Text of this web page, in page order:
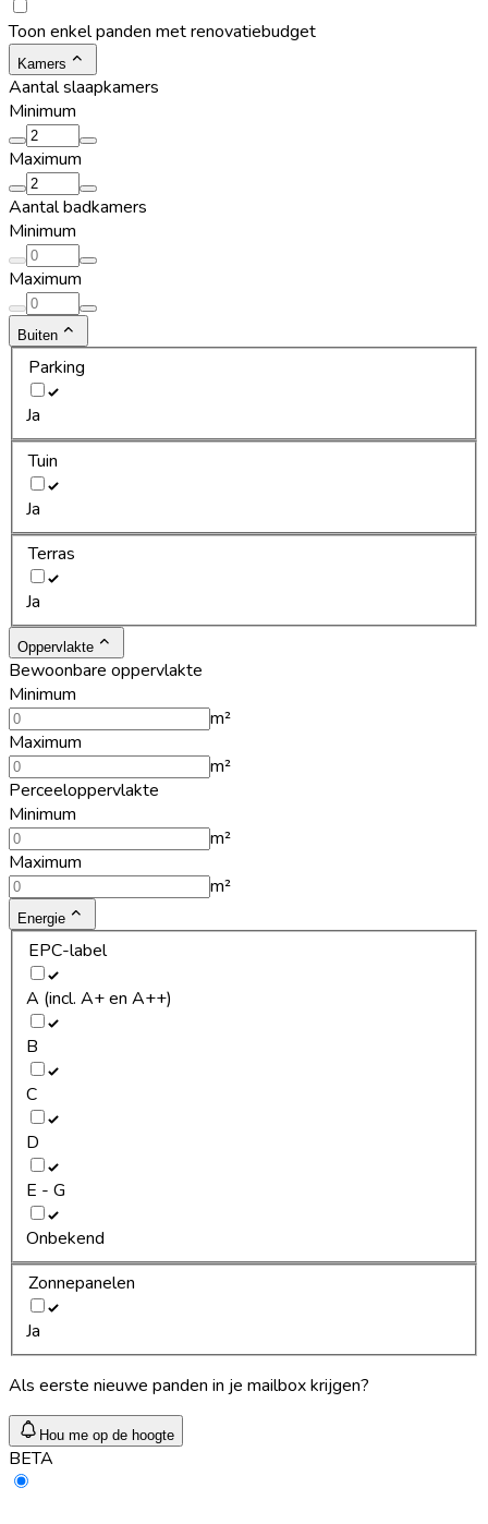
Toon enkel panden met renovatiebudget
Kamers
Aantal slaapkamers
Minimum
Maximum
Aantal badkamers
Minimum
Maximum
Buiten
Parking
Ja
Tuin
Ja
Terras
Ja
Oppervlakte
Bewoonbare oppervlakte
Minimum
m²
Maximum
m²
Perceeloppervlakte
Minimum
m²
Maximum
m²
Energie
EPC-label
A (incl. A+ en A++)
B
C
D
E - G
Onbekend
Zonnepanelen
Ja
Als eerste nieuwe panden in je mailbox krijgen?
Hou me op de hoogte
BETA